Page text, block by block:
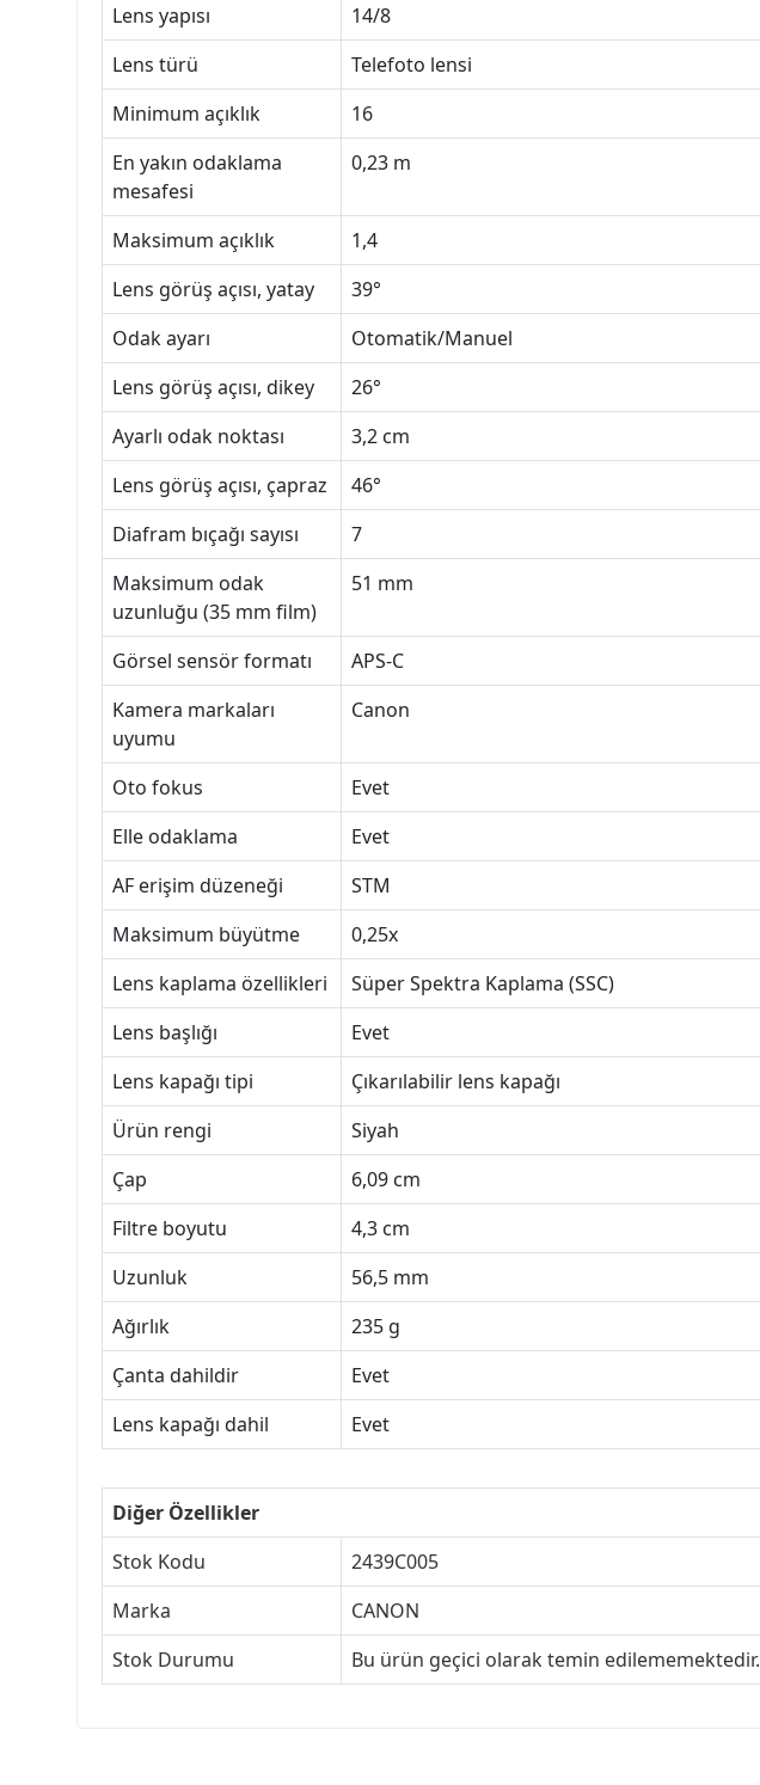
Lens yapısı
14/8
Lens türü
Telefoto lensi
Minimum açıklık
16
En yakın odaklama
mesafesi
0,23 m
Maksimum açıklık
1,4
Lens görüş açısı, yatay
39°
Odak ayarı
Otomatik/Manuel
Lens görüş açısı, dikey
26°
Ayarlı odak noktası
3,2 cm
Lens görüş açısı, çapraz
46°
Diafram bıçağı sayısı
7
Maksimum odak
uzunluğu (35 mm film)
51 mm
Görsel sensör formatı
APS-C
Kamera markaları
uyumu
Canon
Oto fokus
Evet
Elle odaklama
Evet
AF erişim düzeneği
STM
Maksimum büyütme
0,25x
Lens kaplama özellikleri
Süper Spektra Kaplama (SSC)
Lens başlığı
Evet
Lens kapağı tipi
Çıkarılabilir lens kapağı
Ürün rengi
Siyah
Çap
6,09 cm
Filtre boyutu
4,3 cm
Uzunluk
56,5 mm
Ağırlık
235 g
Çanta dahildir
Evet
Lens kapağı dahil
Evet
Diğer Özellikler
Stok Kodu
2439C005
Marka
CANON
Stok Durumu
Bu ürün geçici olarak temin edilememektedir.